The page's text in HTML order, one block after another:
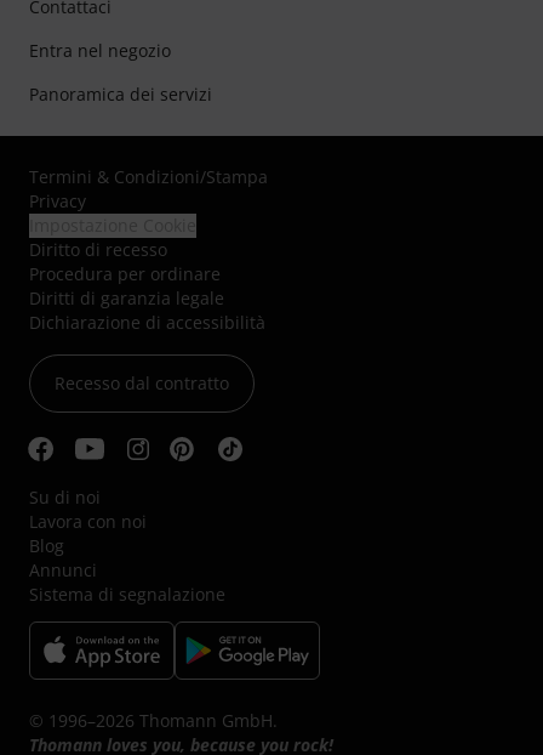
Contattaci
Entra nel negozio
Panoramica dei servizi
Termini & Condizioni/Stampa
Privacy
Diritto di recesso
Procedura per ordinare
Diritti di garanzia legale
Dichiarazione di accessibilità
Recesso dal contratto
Su di noi
Lavora con noi
Blog
Annunci
Sistema di segnalazione
© 1996–2026 Thomann GmbH.
Thomann loves you, because you rock!